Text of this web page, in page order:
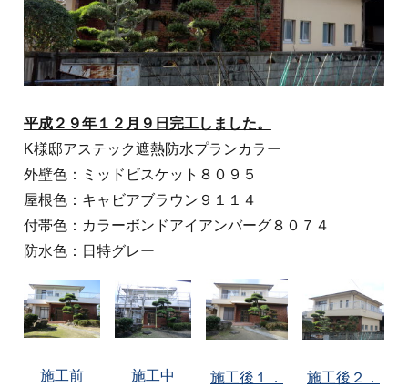
平成２９年１２月９日完工しました。
K様邸アステック遮熱防水プランカラー
外壁色：ミッドビスケット８０９５
屋根色：キャビアブラウン９１１４
付帯色：カラーボンドアイアンバーグ８０７４
防水色：日特グレー
施工前 施工中 施工後１． 施工後２．